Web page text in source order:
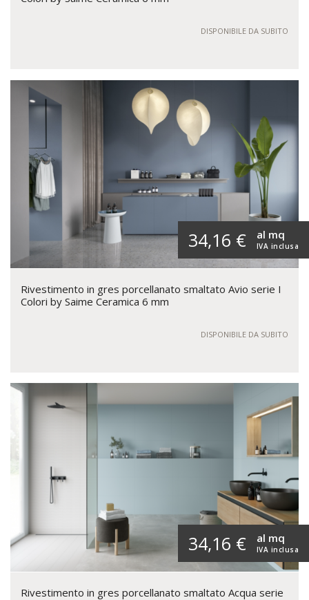
DISPONIBILE DA SUBITO
34,16 € IVA inclusa
al mq
Rivestimento in gres porcellanato smaltato Avio serie I
Colori by Saime Ceramica 6 mm
DISPONIBILE DA SUBITO
34,16 € IVA inclusa
al mq
Rivestimento in gres porcellanato smaltato Acqua serie